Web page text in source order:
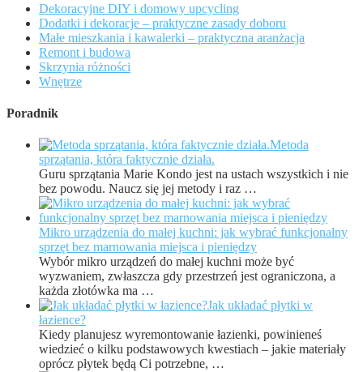
Dekoracyjne DIY i domowy upcycling
Dodatki i dekoracje – praktyczne zasady doboru
Małe mieszkania i kawalerki – praktyczna aranżacja
Remont i budowa
Skrzynia różności
Wnętrze
Poradnik
Metoda
sprzątania, która faktycznie działa.
Guru sprzątania Marie Kondo jest na ustach wszystkich i nie
bez powodu. Naucz się jej metody i raz …
Mikro urządzenia do małej kuchni: jak wybrać funkcjonalny
sprzęt bez marnowania miejsca i pieniędzy
Wybór mikro urządzeń do małej kuchni może być
wyzwaniem, zwłaszcza gdy przestrzeń jest ograniczona, a
każda złotówka ma …
Jak układać płytki w
łazience?
Kiedy planujesz wyremontowanie łazienki, powinieneś
wiedzieć o kilku podstawowych kwestiach – jakie materiały
oprócz płytek będą Ci potrzebne, …